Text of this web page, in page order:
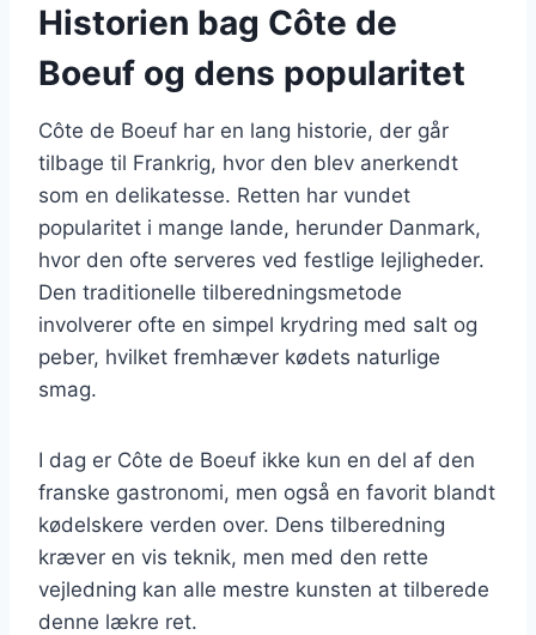
Historien bag Côte de
Boeuf og dens popularitet
Côte de Boeuf har en lang historie, der går
tilbage til Frankrig, hvor den blev anerkendt
som en delikatesse. Retten har vundet
popularitet i mange lande, herunder Danmark,
hvor den ofte serveres ved festlige lejligheder.
Den traditionelle tilberedningsmetode
involverer ofte en simpel krydring med salt og
peber, hvilket fremhæver kødets naturlige
smag.
I dag er Côte de Boeuf ikke kun en del af den
franske gastronomi, men også en favorit blandt
kødelskere verden over. Dens tilberedning
kræver en vis teknik, men med den rette
vejledning kan alle mestre kunsten at tilberede
denne lækre ret.